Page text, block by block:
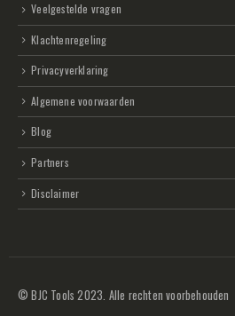
Veelgestelde vragen
Klachtenregeling
Privacyverklaring
Algemene voorwaarden
Blog
Partners
Disclaimer
© BJC Tools 2023. Alle rechten voorbehouden